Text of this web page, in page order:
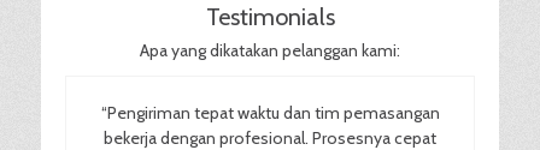
Testimonials
Apa yang dikatakan pelanggan kami:
“Pengiriman tepat waktu dan tim pemasangan
bekerja dengan profesional. Prosesnya cepat